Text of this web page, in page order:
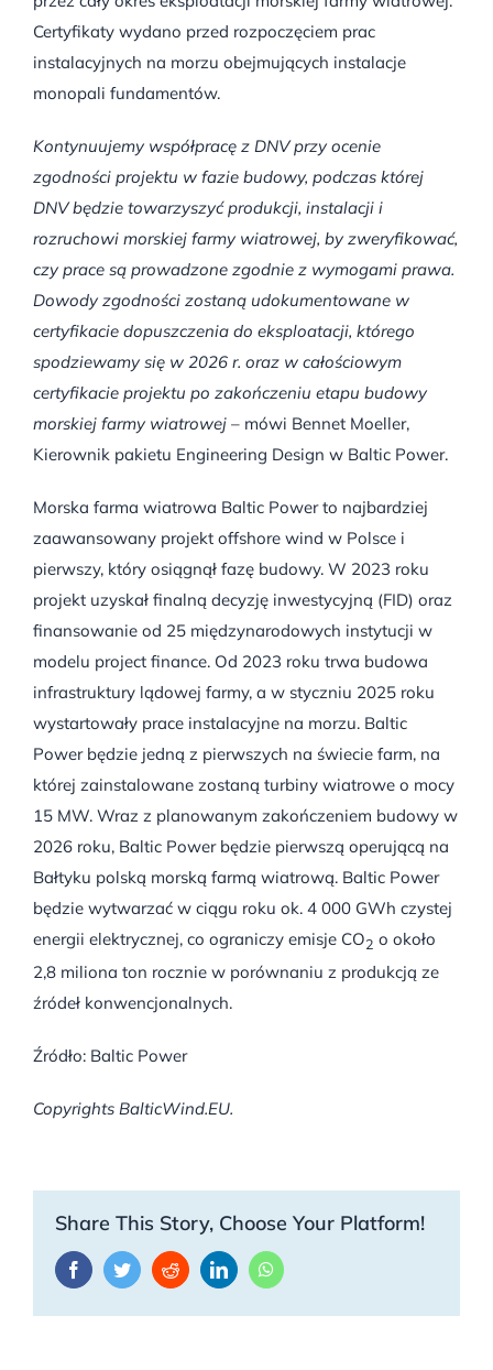
Certyfikaty wydano przed rozpoczęciem prac
instalacyjnych na morzu obejmujących instalacje
monopali fundamentów.
Kontynuujemy współpracę z DNV przy ocenie
zgodności projektu w fazie budowy, podczas której
DNV będzie towarzyszyć produkcji, instalacji i
rozruchowi morskiej farmy wiatrowej, by zweryfikować,
czy prace są prowadzone zgodnie z wymogami prawa.
Dowody zgodności zostaną udokumentowane w
certyfikacie dopuszczenia do eksploatacji, którego
spodziewamy się w 2026 r. oraz w całościowym
certyfikacie projektu po zakończeniu etapu budowy
morskiej farmy wiatrowej – mówi Bennet Moeller,
Kierownik pakietu Engineering Design w Baltic Power.
Morska farma wiatrowa Baltic Power to najbardziej
zaawansowany projekt offshore wind w Polsce i
pierwszy, który osiągnął fazę budowy. W 2023 roku
projekt uzyskał finalną decyzję inwestycyjną (FID) oraz
finansowanie od 25 międzynarodowych instytucji w
modelu project finance. Od 2023 roku trwa budowa
infrastruktury lądowej farmy, a w styczniu 2025 roku
wystartowały prace instalacyjne na morzu. Baltic
Power będzie jedną z pierwszych na świecie farm, na
której zainstalowane zostaną turbiny wiatrowe o mocy
15 MW. Wraz z planowanym zakończeniem budowy w
2026 roku, Baltic Power będzie pierwszą operującą na
Bałtyku polską morską farmą wiatrową. Baltic Power
będzie wytwarzać w ciągu roku ok. 4 000 GWh czystej
energii elektrycznej, co ograniczy emisje CO2 o około
2,8 miliona ton rocznie w porównaniu z produkcją ze
źródeł konwencjonalnych.
Źródło: Baltic Power
Copyrights BalticWind.EU.
Share This Story, Choose Your Platform!
FacebookTwitterRedditLinkedInWhatsApp